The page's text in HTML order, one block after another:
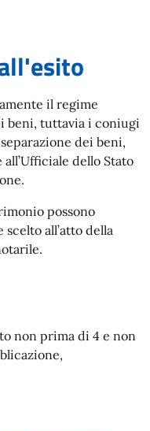
il regime
beni, tuttavia i coniugi
dei beni,
dello Stato
possono
all’atto della
non prima di 4 e non